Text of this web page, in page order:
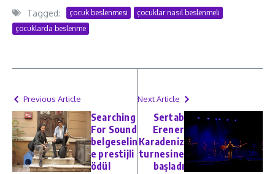
Tagged: çocuk beslenmesi
çocuklar nasıl beslenmeli
çocuklarda beslenme
Previous Article
Searching
For Sound
belgeselin
e prestijli
ödül
Next Article
Sertab
Erener
Karadeniz
turnesine
başladı